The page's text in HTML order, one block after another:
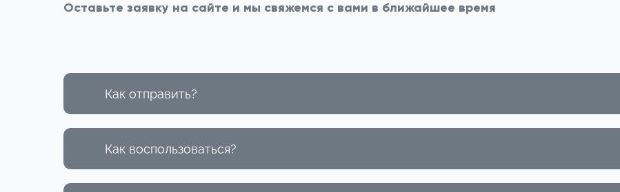
Оставьте заявку на сайте и мы свяжемся с вами в ближайшее время
Как отправить?
Как воспользоваться?